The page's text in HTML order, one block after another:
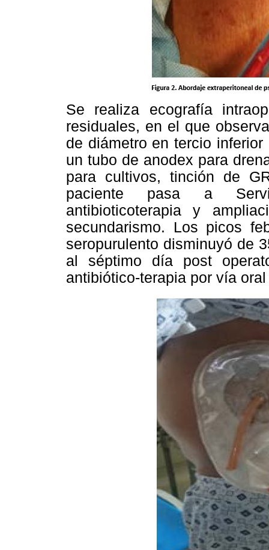
Se realiza ecografía
residuales, en el que
de diámetro en tercio
un tubo de anodex para
para cultivos, tinción de
paciente pasa a
antibioticoterapia y
secundarismo. Los picos
seropurulento disminuyó de
al séptimo día post
antibiótico-terapia por vía